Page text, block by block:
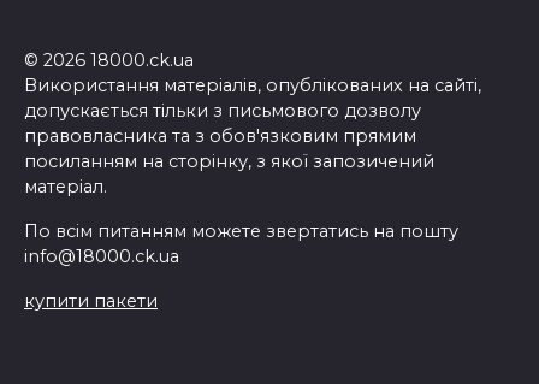
© 2026 18000.ck.ua
Використання матеріалів, опублікованих на сайті,
допускається тільки з письмового дозволу
правовласника та з обов'язковим прямим
посиланням на сторінку, з якої запозичений
матеріал.
По всім питанням можете звертатись на пошту
info@18000.ck.ua
купити пакети